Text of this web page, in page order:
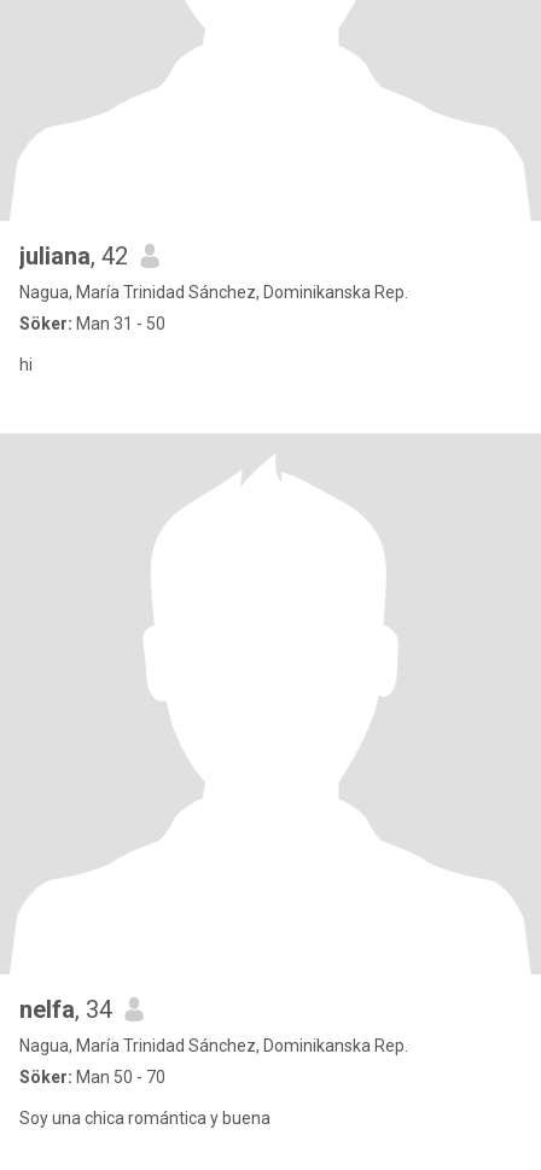
juliana, 42
Nagua, María Trinidad Sánchez, Dominikanska Rep.
Söker: Man 31 - 50
hi
nelfa, 34
Nagua, María Trinidad Sánchez, Dominikanska Rep.
Söker: Man 50 - 70
Soy una chica romántica y buena